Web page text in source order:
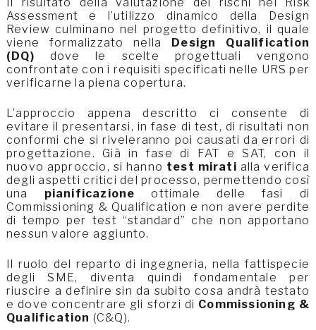
Assessment e l’utilizzo dinamico della Design
Review culminano nel progetto definitivo, il quale
viene formalizzato nella Design Qualification
(DQ) dove le scelte progettuali vengono
confrontate con i requisiti specificati nelle URS per
verificarne la piena copertura.
L’approccio appena descritto ci consente di
evitare il presentarsi, in fase di test, di risultati non
conformi che si riveleranno poi causati da errori di
progettazione. Già in fase di FAT e SAT, con il
nuovo approccio, si hanno test mirati alla verifica
degli aspetti critici del processo, permettendo così
una pianificazione ottimale delle fasi di
Commissioning & Qualification e non avere perdite
di tempo per test “standard” che non apportano
nessun valore aggiunto.
Il ruolo del reparto di ingegneria, nella fattispecie
degli SME, diventa quindi fondamentale per
riuscire a definire sin da subito cosa andrà testato
e dove concentrare gli sforzi di Commissioning &
Qualification (C&Q).